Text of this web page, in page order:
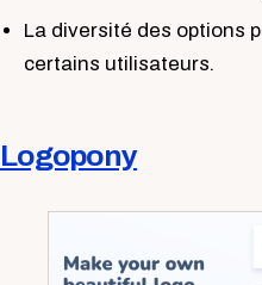
La diversité des options
certains utilisateurs.
Logopony